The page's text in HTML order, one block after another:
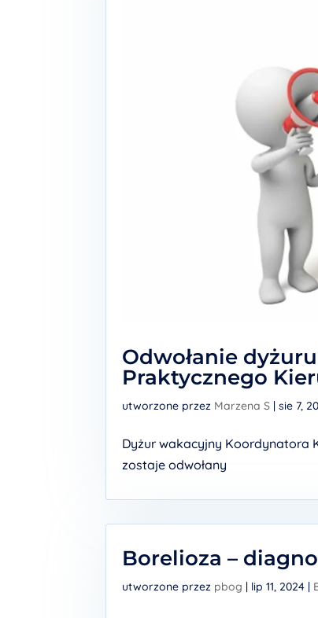
Odwołanie
Praktycznego
utworzone przez Marzena S |sie 7,
Dyżur wakacyjny Koordynatora
zostaje odwołany
Borelioza –
utworzone przez pbog | lip 11, 2024 |